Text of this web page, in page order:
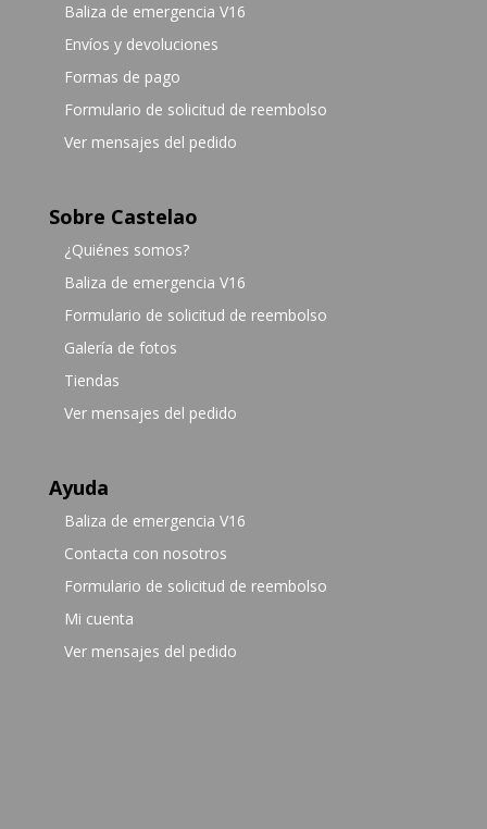
Baliza de emergencia V16
Envíos y devoluciones
Formas de pago
Formulario de solicitud de reembolso
Ver mensajes del pedido
Sobre Castelao
¿Quiénes somos?
Baliza de emergencia V16
Formulario de solicitud de reembolso
Galería de fotos
Tiendas
Ver mensajes del pedido
Ayuda
Baliza de emergencia V16
Contacta con nosotros
Formulario de solicitud de reembolso
Mi cuenta
Ver mensajes del pedido